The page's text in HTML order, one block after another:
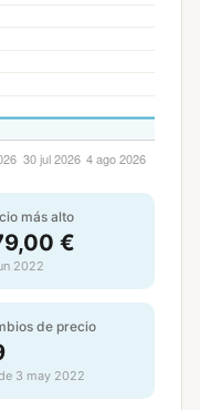
más alto
€
2022
de precio
3 may 2022